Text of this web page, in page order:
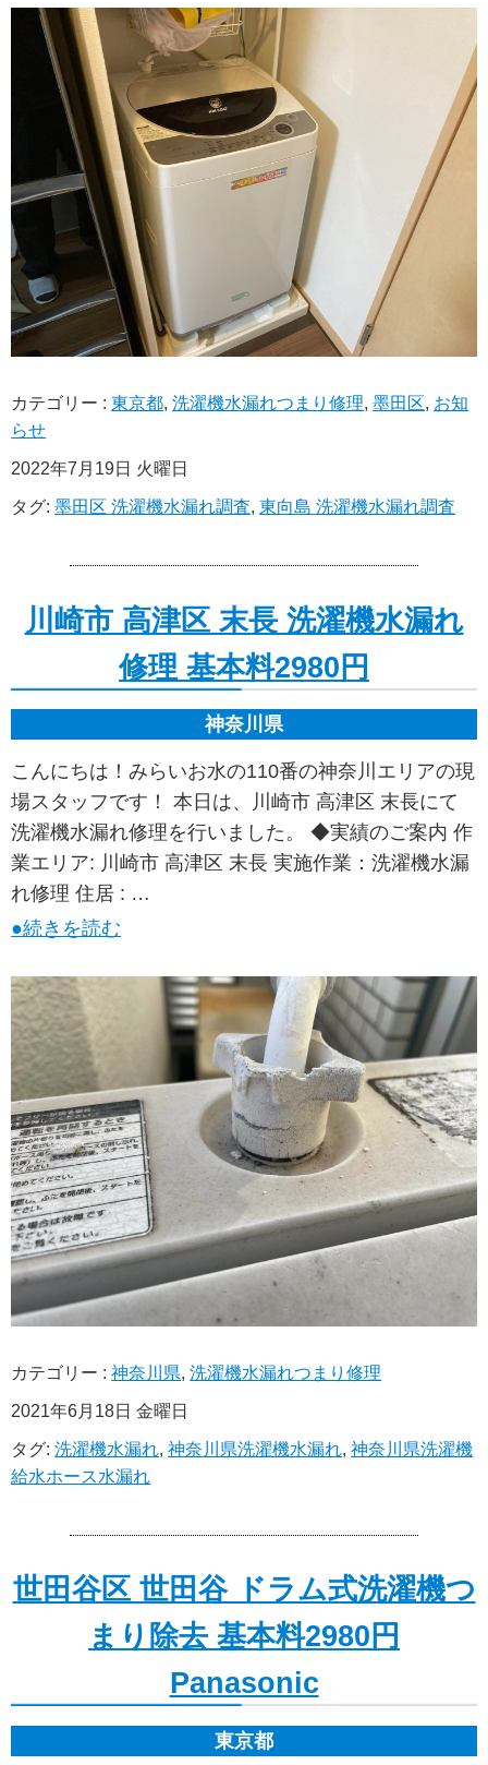
カテゴリー :東京都,洗濯機水漏れつまり修理,墨田区, お知
らせ
2022年7月19日 火曜日
タグ:墨田区 洗濯機水漏れ調査,東向島 洗濯機水漏れ調査
川崎市 高津区 末長 洗濯機水漏れ
修理 基本料2980円
神奈川県
こんにちは！みらいお水の110番の神奈川エリアの現
場スタッフです！ 本日は、川崎市 高津区 末長にて
洗濯機水漏れ修理を行いました。 ◆実績のご案内 作
業エリア: 川崎市 高津区 末長 実施作業：洗濯機水漏
れ修理 住居 : …
●続きを読む
カテゴリー :神奈川県,洗濯機水漏れつまり修理
2021年6月18日 金曜日
タグ:洗濯機水漏れ,神奈川県洗濯機水漏れ,神奈川県洗濯機
給水ホース水漏れ
世田谷区 世田谷 ドラム式洗濯機つ
まり除去 基本料2980円
Panasonic
東京都